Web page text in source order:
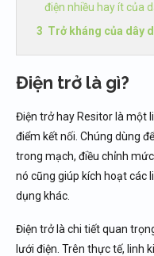
điện nhiều hay ít của
Trở kháng của dây
Điện trở là gì?
Điện trở hay Resitor là một
điểm kết nối. Chúng dùng
trong mạch, điều chỉnh
nó cũng giúp kích hoạt các
dụng khác.
Điện trở là chi tiết quan
lưới điện. Trên thực tế, linh